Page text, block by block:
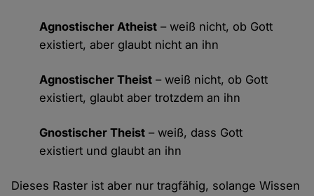
Agnostischer Atheist – weiß nicht, ob Gott
existiert, aber glaubt nicht an ihn
Agnostischer Theist – weiß nicht, ob Gott
existiert, glaubt aber trotzdem an ihn
Gnostischer Theist – weiß, dass Gott
existiert und glaubt an ihn
Dieses Raster ist aber nur tragfähig, solange Wissen